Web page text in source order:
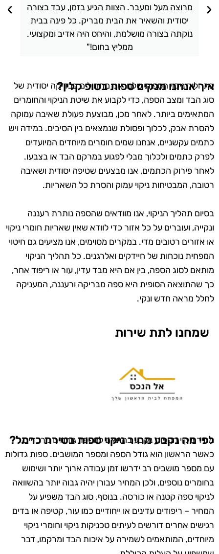
מרוצה מעל ומעבר. הצוות הגיע בזמן, עבד בצורה
יסודית והשאיר את הבית מבריק. כל פינה בבית
נוקתה בצורה מושלמת, והיחס היה אדיב ומקצועי.
ממליץ בחום!"
איך אנחנו מנקים ספות בטופ קלין?
בתהליך ניקוי הספות שלנו, אנו מתחילים בבדיקה יסודית של
סוג הבד ומצב הספה, כדי לקבוע את שיטת הניקוי והחומרים
המתאימים ביותר. לאחר מכן, מבוצעת פעולת שאיבה עמוקה
להסרת אבק, לכלוך ופסולת שנמצאים בין הסיבים. במידה ויש
כתמים עקשניים, אנחנו שמים חומרים מיוחדים המיועדים
לפרק כתמים ולכלוך מבלי לפגוע במרקם הבד או בצבעו.
לאחר פירוק הכתמים, אנו מבצעים שטיפה יסודית ושאיבה
רטובה, המבטיחות ניקוי עמוק והסרת כל השאריות.
בסיום תהליך הניקוי, אנו מוודאים שהספה נותרת רעננה
ונקייה, ועוברים על כל אזור כדי לוודא שאין שאריות חומרי ניקוי
או אזורים רטובים מדי. במקרים מסוימים, אנו מציעים גם חיטוי
המפחית נוכחות של חיידקים ואלרגנים. כל תהליך הניקוי
מותאם לסוג הספה, בין אם היא מבד עדין, עור או ריפוד אחר,
כך שהתוצאה הסופית היא ספה מבריקה ורעננה, המעניקה
לחלל מראה חדש ונקי.
שמחנו לתת שירות
לפי מה נקבע מחיר ניקוי ספות בטירת כרמל?
מחיר ניקוי הספות נקבע בהתאם למספר גורמים מרכזיים,
כאשר הראשון הוא גודל הספה ומספר המושבים. ספות גדולות
עם מספר מושבים רב ידרשו זמן עבודה ארוך יותר ושימוש
בחומרים נוספים, ולכן המחיר עבורן יהיה גבוה יותר בהשוואה
לניקוי ספה קטנה או כורסה. בנוסף, סוג הבד משפיע על
המחיר – ריפודים עדינים או ייחודיים כמו עור, קטיפה או בדים
רגישים אחרים דורשים לעיתים טכניקות ניקוי וחומרי ניקוי
מיוחדים, המותאמים לשמירה על איכות הבד ומרקמו, דבר